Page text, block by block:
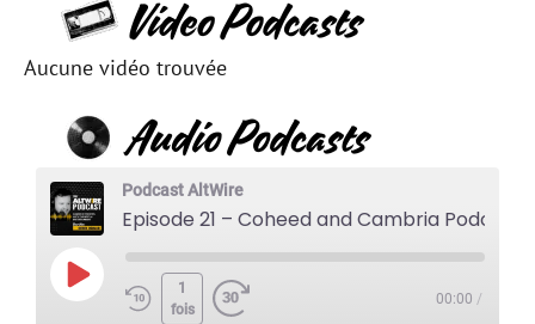
Aucune vidéo trouvée
Podcast AltWire
Lire
1
fois
00:00 /